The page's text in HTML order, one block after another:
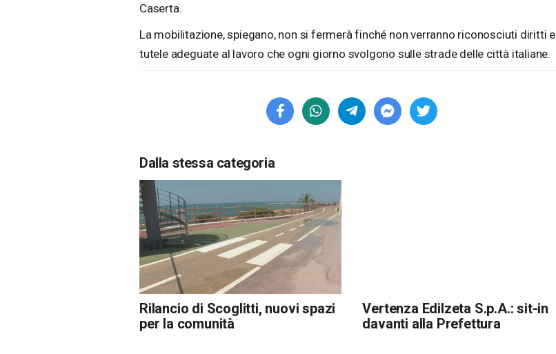
Caserta.
La mobilitazione, spiegano, non si fermerà finché non verranno riconosciuti diritti e
tutele adeguate al lavoro che ogni giorno svolgono sulle strade delle città italiane.
Dalla stessa categoria
Rilancio di Scoglitti, nuovi spazi
per la comunità
Vertenza Edilzeta S.p.A.: sit-in
davanti alla Prefettura